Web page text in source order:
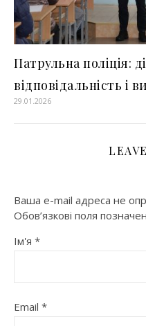
Патрульна поліція:
відповідальність і
29.01.2026
Ваша e-mail адреса не
Обов’язкові поля
Ім'я *
Email *